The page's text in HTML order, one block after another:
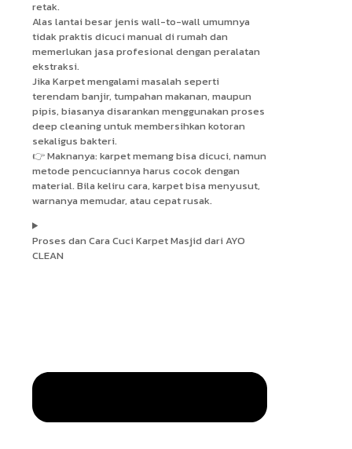
retak.
Alas lantai besar jenis wall-to-wall umumnya
tidak praktis dicuci manual di rumah dan
memerlukan jasa profesional dengan peralatan
ekstraksi.
Jika Karpet mengalami masalah seperti
terendam banjir, tumpahan makanan, maupun
pipis, biasanya disarankan menggunakan proses
deep cleaning untuk membersihkan kotoran
sekaligus bakteri.
👉 Maknanya: karpet memang bisa dicuci, namun
metode pencuciannya harus cocok dengan
material. Bila keliru cara, karpet bisa menyusut,
warnanya memudar, atau cepat rusak.
Proses dan Cara Cuci Karpet Masjid dari AYO
CLEAN